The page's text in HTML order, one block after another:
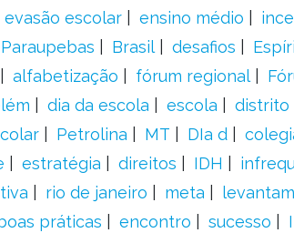
evasão escolar ensino médio
Paraupebas Brasil desafios
alfabetização fórum regional
dia da escola escola distrito
Petrolina MT DIa d
estratégia direitos IDH
rio de janeiro meta
boas práticas encontro sucesso